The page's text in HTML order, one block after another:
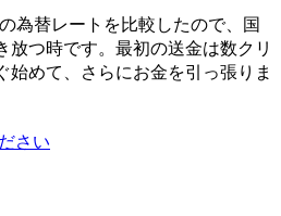
為替レートを比較したので、国
放つ時です。最初の送金は数クリ
始めて、さらにお金を引っ張りま
さい